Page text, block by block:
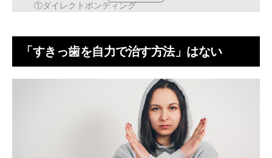
①ダイレクトボンディング
③セラミッククラウン
ワイヤー矯正：複雑な症例に対応
マウスピース矯正：コストを抑えて短期で治療
マウスピース矯正ですきっ歯が改善した例
「すきっ歯を自力で治す方法」はない